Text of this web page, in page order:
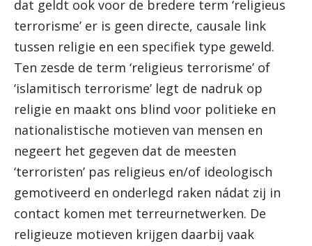
dat geldt ook voor de bredere term ‘religieus
terrorisme’ er is geen directe, causale link
tussen religie en een specifiek type geweld.
Ten zesde de term ‘religieus terrorisme’ of
‘islamitisch terrorisme’ legt de nadruk op
religie en maakt ons blind voor politieke en
nationalistische motieven van mensen en
negeert het gegeven dat de meesten
‘terroristen’ pas religieus en/of ideologisch
gemotiveerd en onderlegd raken nádat zij in
contact komen met terreurnetwerken. De
religieuze motieven krijgen daarbij vaak